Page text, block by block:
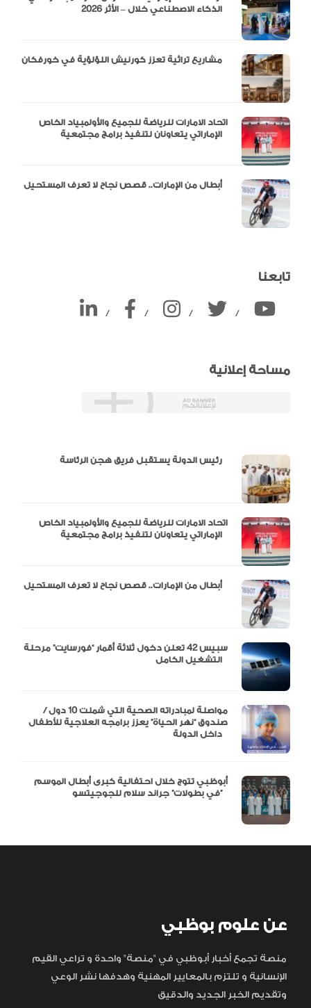
اتحاد الامارات للرياضة للجميع والأولمبياد الخاص
تابعنا
/ / / /
مساحة إعلانية
اتحاد الامارات للرياضة للجميع والأولمبياد الخاص
سبيس 42 تعلن دخول ثلاثة أقمار “فورسايت” مرحلة
مواصلة لمبادراته الصحية التي شملت 10 دول /
صندوق “نهر الحياة” يعزز برامجه العلاجية للأطفال
أبوظبي تتوج خلال احتفالية كبرى أبطال الموسم
في بطولات” جراند سلام للجوجيتسو”
عن علوم بوظبي
منصة تجمع أخبار أبوظبي في "منصة" واحدة و تراعي القيم
الإنسانية و تلتزم بالمعايير المهنية وهدفها نشر الوعي
وتقديم الخبر الجديد والدقيق